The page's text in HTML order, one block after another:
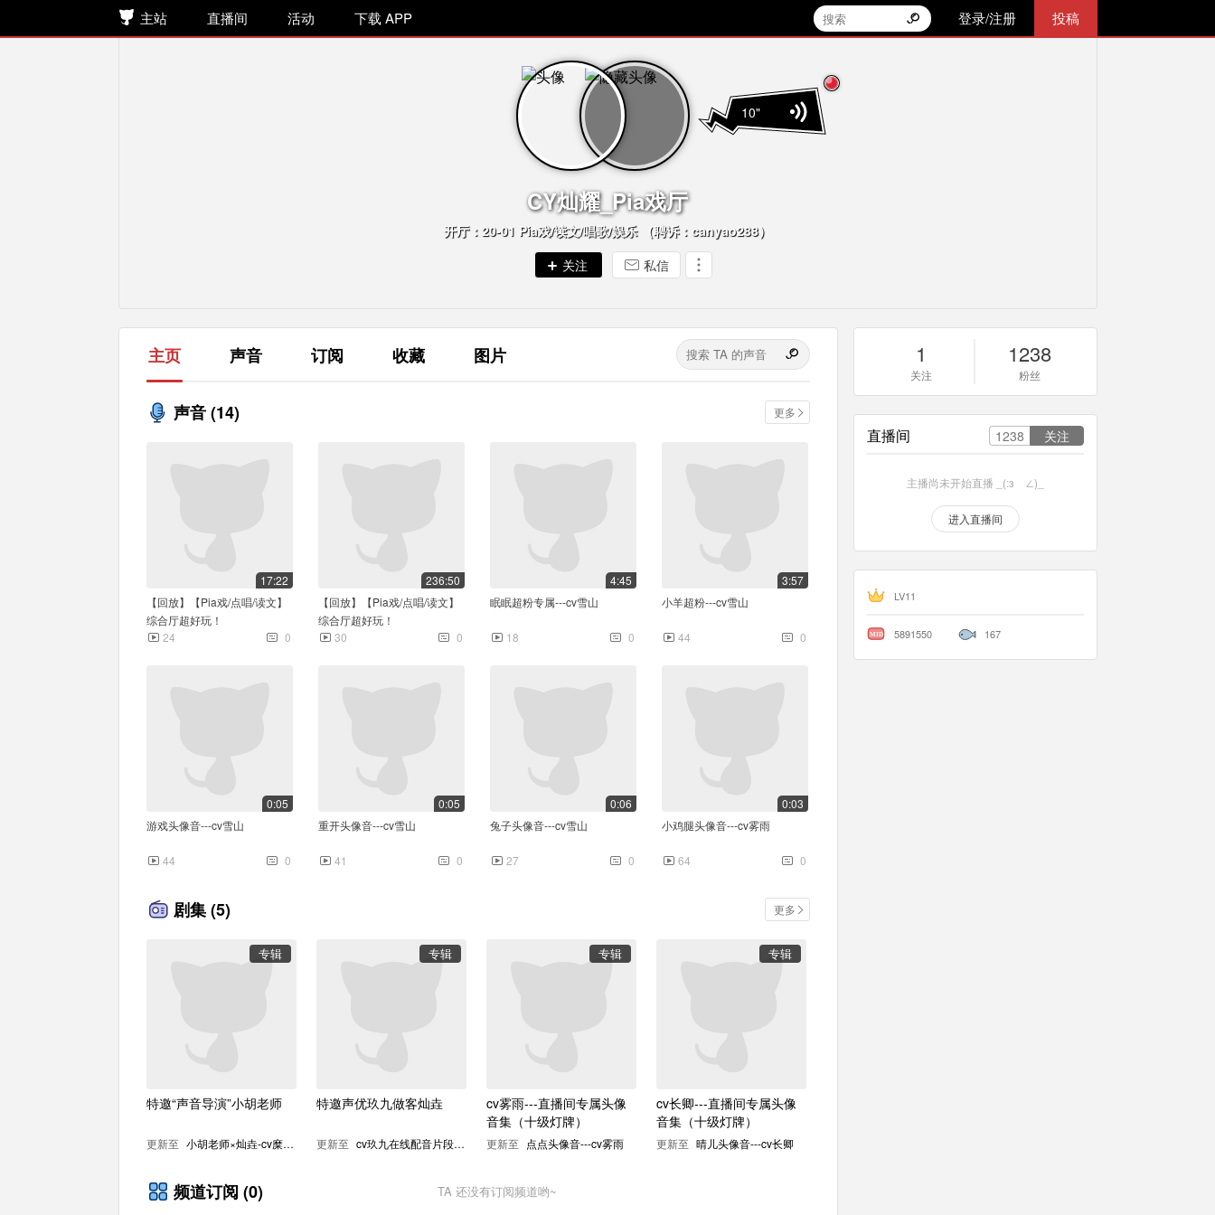
主站 直播间 活动 下载 APP 登录/注册 投稿
10"
CY灿耀_Pia戏厅
开厅：20-01 Pia戏/读文/唱歌/娱乐 （聘诉：canyao288）
私信
主页 声音 订阅 收藏 图片
声音(14) 更多
17:22
【回放】【Pia戏/点唱/读文】
综合厅超好玩！
24
0
236:50
【回放】【Pia戏/点唱/读文】
综合厅超好玩！
30
0
4:45
眠眠超粉专属---cv雪山
18 0
3:57
小羊超粉---cv雪山
44 0
0:05
游戏头像音---cv雪山
44 0
0:05
重开头像音---cv雪山
41 0
0:06
兔子头像音---cv雪山
27 0
0:03
小鸡腿头像音---cv雾雨
64 0
剧集(5) 更多
专辑
特邀“声音导演”小胡老师
更新至 小胡老师×灿垚-cv糜弥 即兴演绎 警匪的极限拉扯
专辑
特邀声优玖九做客灿垚
更新至 cv玖九在线配音片段✧(≖ ◡ ≖✿)
专辑
cv雾雨---直播间专属头像
音集（十级灯牌）
更新至 点点头像音---cv雾雨
专辑
cv长卿---直播间专属头像
音集（十级灯牌）
更新至 晴儿头像音---cv长卿
频道订阅 (0) TA还没有订阅频道哟~
1
关注
1238
粉丝
直播间 1238
主播尚未开始直播 _(:зゝ∠)_
进入直播间
LV11
5891550 167